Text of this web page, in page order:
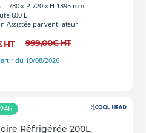
780 x P 720 x H 1895 mm
600 L
Assistée par ventilateur
HT 999,00€HT
du 10/08/2026
Réfrigérée 200L,